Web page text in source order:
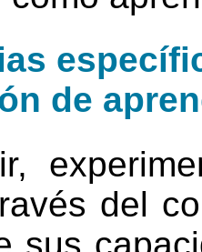
de
del